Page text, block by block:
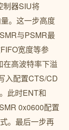
制器SIU将
。这一步高度
与PSMR最
宽度等参
在高波特率下溢
入配置CTS/CD
此时ENT和
0x0600配置
。最后一步再